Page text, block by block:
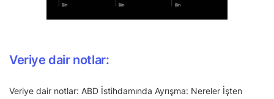
Veriye dair notlar:
Veriye dair notlar: ABD İstihdamında Ayrışma: Nereler İşten